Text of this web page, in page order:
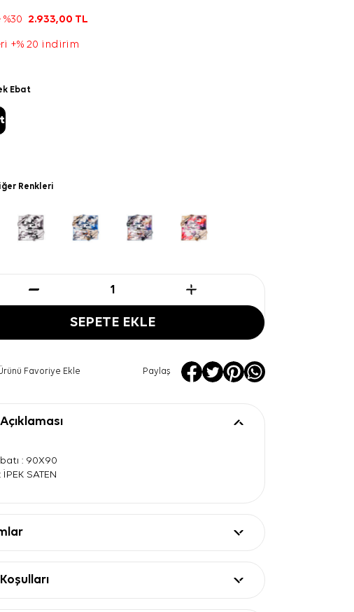
2.933,00 TL
+% 20 indirim
Ebat
Renkleri
SEPETE EKLE
Favoriye Ekle Paylaş
: 90X90
SATEN